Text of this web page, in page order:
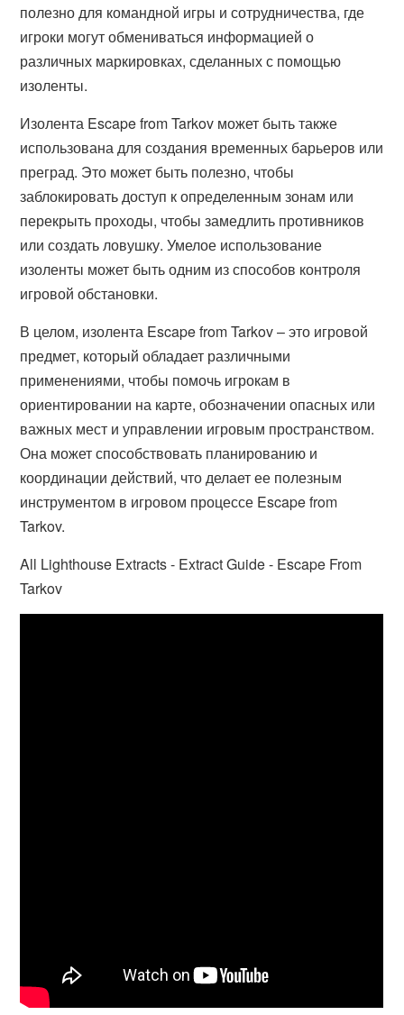
полезно для командной игры и сотрудничества, где
игроки могут обмениваться информацией о
различных маркировках, сделанных с помощью
изоленты.
Изолента Escape from Tarkov может быть также
использована для создания временных барьеров или
преград. Это может быть полезно, чтобы
заблокировать доступ к определенным зонам или
перекрыть проходы, чтобы замедлить противников
или создать ловушку. Умелое использование
изоленты может быть одним из способов контроля
игровой обстановки.
В целом, изолента Escape from Tarkov – это игровой
предмет, который обладает различными
применениями, чтобы помочь игрокам в
ориентировании на карте, обозначении опасных или
важных мест и управлении игровым пространством.
Она может способствовать планированию и
координации действий, что делает ее полезным
инструментом в игровом процессе Escape from
Tarkov.
All Lighthouse Extracts - Extract Guide - Escape From
Tarkov